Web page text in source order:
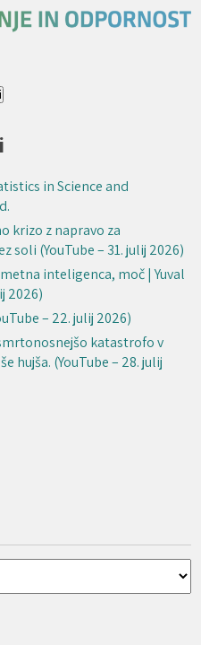
in Science and
krizo z napravo za
soli (YouTube – 31. julij 2026)
inteligenca, moč | Yuval
2026)
– 22. julij 2026)
katastrofo v
hujša. (YouTube – 28. julij